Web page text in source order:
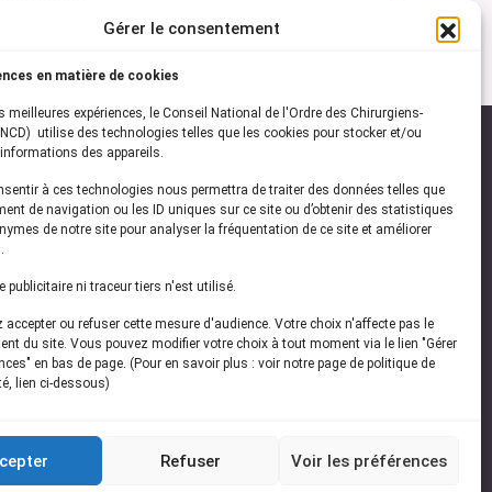
Gérer le consentement
en matière de cookies
meilleures expériences, le Conseil National de l'Ordre des Chirurgiens-
utilise des technologies telles que les cookies pour stocker et/ou
des appareils.
à ces technologies nous permettra de traiter des données telles que
de navigation ou les ID uniques sur ce site ou d’obtenir des statistiques
de notre site pour analyser la fréquentation de ce site et améliorer
publicitaire ni traceur tiers n'est utilisé.
accepter ou refuser cette mesure d'audience. Votre choix n'affecte pas le
du site. Vous pouvez modifier votre choix à tout moment via le lien "Gérer
en bas de page. (Pour en savoir plus : voir notre page de politique de
lien ci-dessous)
Refuser Voir les préférences
vous à notrenewsletter
les dernières actualités de l'ONCD